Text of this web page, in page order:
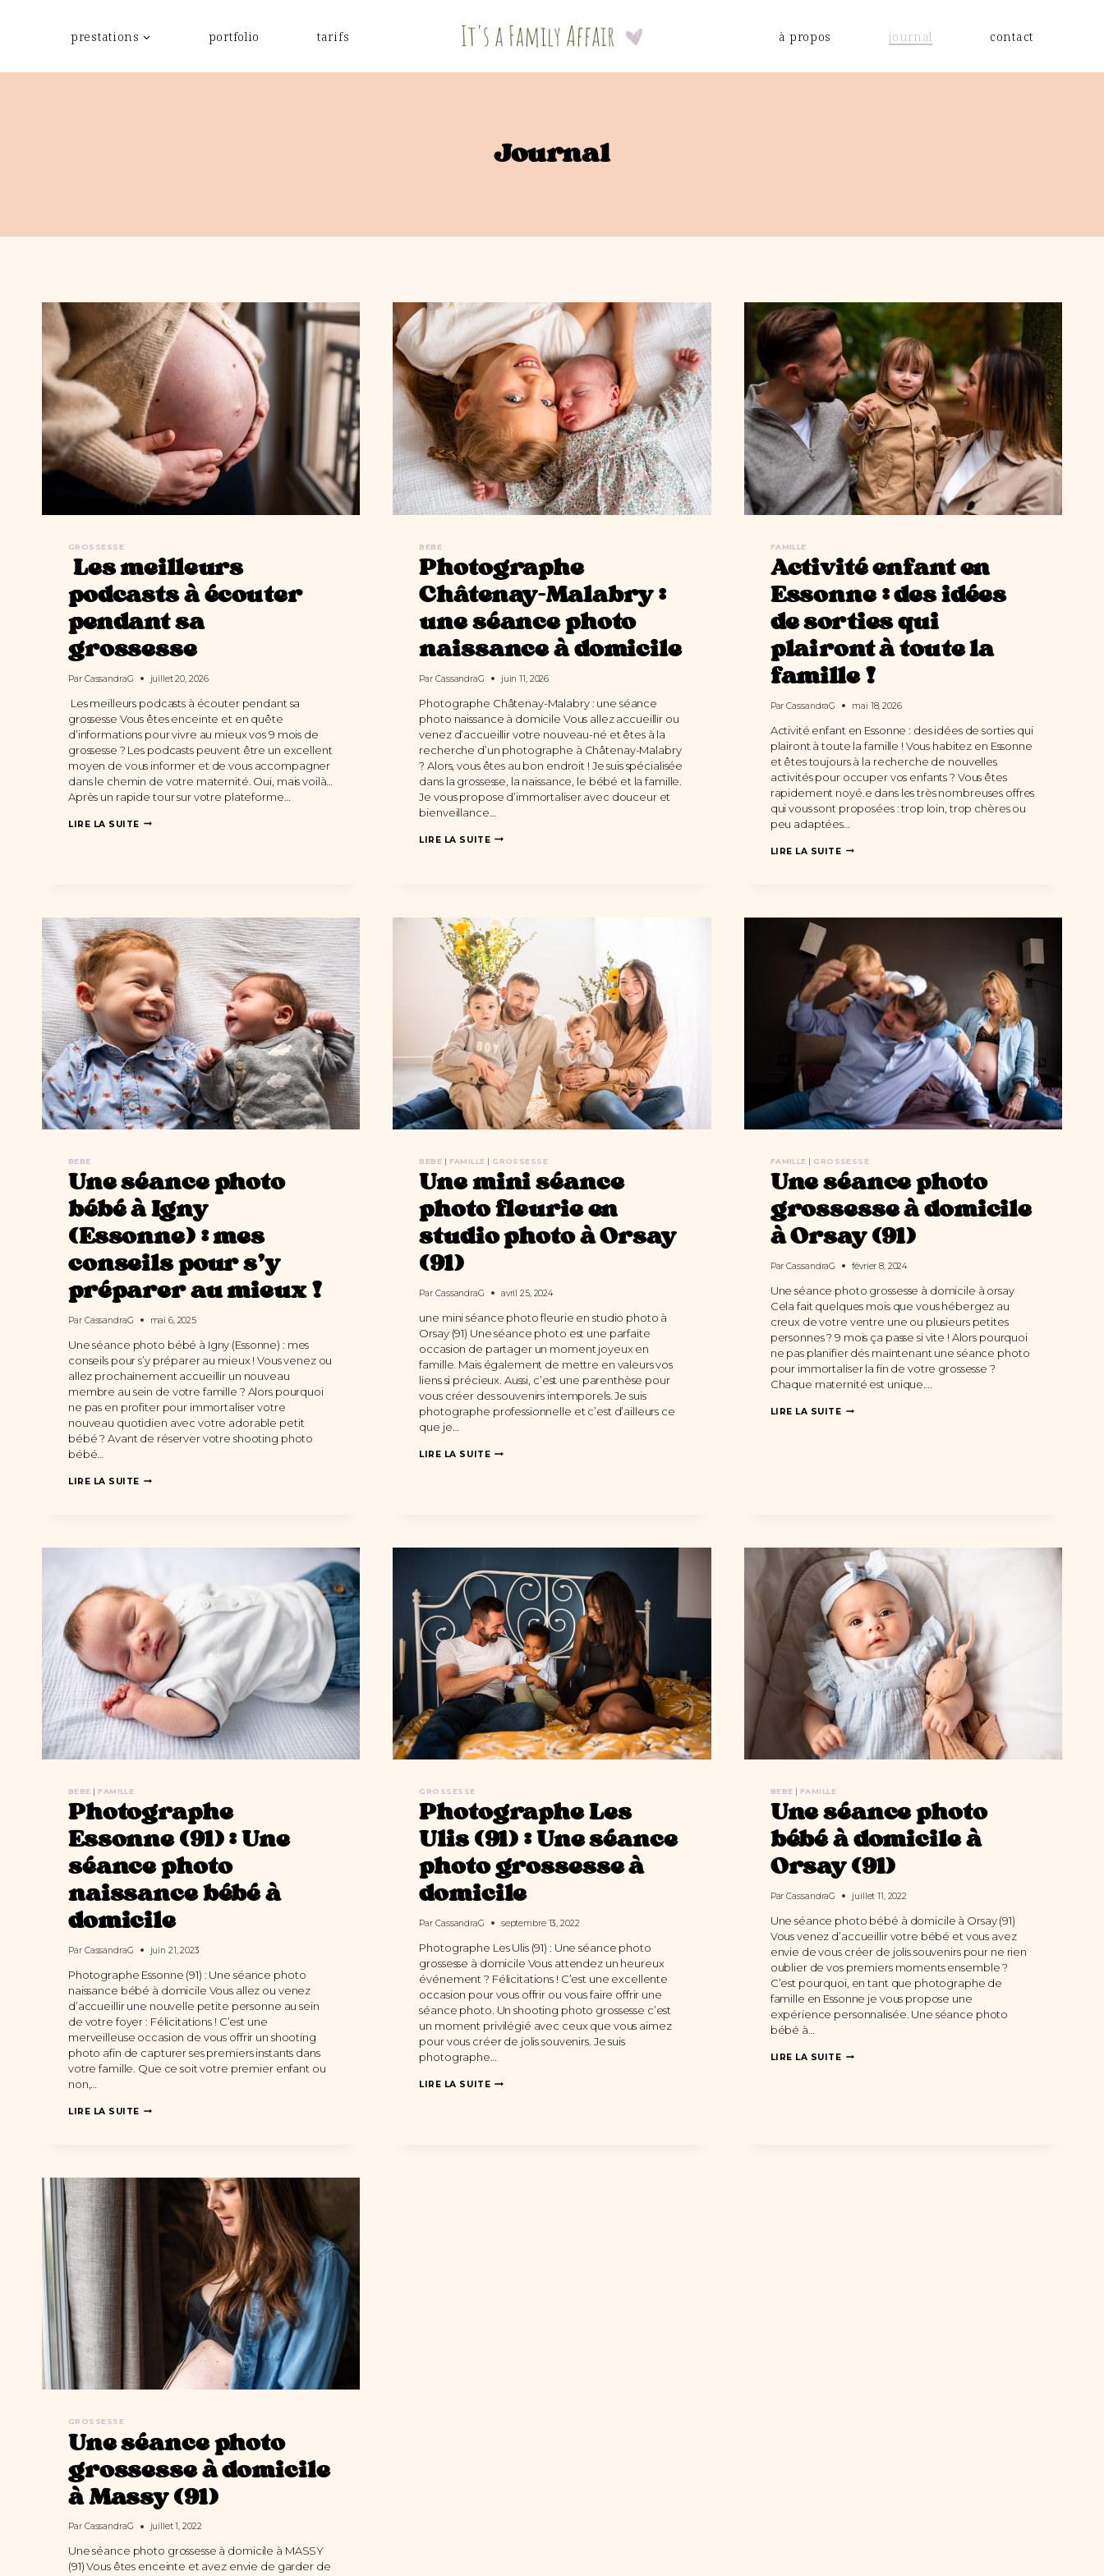
prestations portfolio tarifs à propos journal contact
Journal
GROSSESSE
Les meilleurs
podcasts à écouter
pendant sa
grossesse
Par CassandraG juillet 20, 2026
Les meilleurs podcasts à écouter pendant sa
grossesse Vous êtes enceinte et en quête
d’informations pour vivre au mieux vos 9 mois de
grossesse ? Les podcasts peuvent être un excellent
moyen de vous informer et de vous accompagner
dans le chemin de votre maternité. Oui, mais voilà…
Après un rapide tour sur votre plateforme…
LIRE LA SUITELES
BEBE
Photographe
Châtenay-Malabry :
une séance photo
naissance à domicile
Par CassandraG juin 11, 2026
Photographe Châtenay-Malabry : une séance
photo naissance à domicile Vous allez accueillir ou
venez d’accueillir votre nouveau-né et êtes à la
recherche d’un photographe à Châtenay-Malabry
? Alors, vous êtes au bon endroit ! Je suis spécialisée
dans la grossesse, la naissance, le bébé et la famille.
Je vous propose d’immortaliser avec douceur et
bienveillance…
LIRE LA SUITEPHOTOGRAPHE
NAISSANCE
À
DOMICILE
FAMILLE
Activité enfant en
Essonne : des idées
de sorties qui
plairont à toute la
famille !
Par CassandraG mai 18, 2026
Activité enfant en Essonne : des idées de sorties qui
plairont à toute la famille ! Vous habitez en Essonne
et êtes toujours à la recherche de nouvelles
activités pour occuper vos enfants ? Vous êtes
rapidement noyé.e dans les très nombreuses offres
qui vous sont proposées : trop loin, trop chères ou
peu adaptées…
LIRE LA SUITEACTIVITÉ
SORTIES
QUI
PLAIRONT
À
TOUTE
LA
FAMILLE
!
BEBE
Une séance photo
bébé à Igny
(Essonne) : mes
conseils pour s’y
préparer au mieux !
Par CassandraG mai 6, 2025
Une séance photo bébé à Igny (Essonne) : mes
conseils pour s’y préparer au mieux ! Vous venez ou
allez prochainement accueillir un nouveau
membre au sein de votre famille ? Alors pourquoi
ne pas en profiter pour immortaliser votre
nouveau quotidien avec votre adorable petit
bébé ? Avant de réserver votre shooting photo
bébé…
LIRE LA SUITEUNE
CONSEILS
POUR
S’Y
PRÉPARER
AU
MIEUX
BEBE | FAMILLE | GROSSESSE
Une mini séance
photo fleurie en
studio photo à Orsay
(91)
Par CassandraG avril 25, 2024
une mini séance photo fleurie en studio photo à
Orsay (91) Une séance photo est une parfaite
occasion de partager un moment joyeux en
famille. Mais également de mettre en valeurs vos
liens si précieux. Aussi, c’est une parenthèse pour
vous créer des souvenirs intemporels. Je suis
photographe professionnelle et c’est d’ailleurs ce
que je…
LIRE LA SUITEUNE
À
(91)
FAMILLE | GROSSESSE
Une séance photo
grossesse à domicile
à Orsay (91)
Par CassandraG février 8, 2024
Une séance photo grossesse à domicile à orsay
Cela fait quelques mois que vous hébergez au
creux de votre ventre une ou plusieurs petites
personnes ? 9 mois ça passe si vite ! Alors pourquoi
ne pas planifier dés maintenant une séance photo
pour immortaliser la fin de votre grossesse ?
Chaque maternité est unique….
LIRE LA SUITEUNE
BEBE | FAMILLE
Photographe
Essonne (91) : Une
séance photo
naissance bébé à
domicile
Par CassandraG juin 21, 2023
Photographe Essonne (91) : Une séance photo
naissance bébé à domicile Vous allez ou venez
d’accueillir une nouvelle petite personne au sein
de votre foyer : Félicitations ! C’est une
merveilleuse occasion de vous offrir un shooting
photo afin de capturer ses premiers instants dans
votre famille. Que ce soit votre premier enfant ou
non,…
LIRE LA SUITEPHOTOGRAPHE
DOMICILE
GROSSESSE
Photographe Les
Ulis (91) : Une séance
photo grossesse à
domicile
Par CassandraG septembre 13, 2022
Photographe Les Ulis (91) : Une séance photo
grossesse à domicile Vous attendez un heureux
événement ? Félicitations ! C’est une excellente
occasion pour vous offrir ou vous faire offrir une
séance photo. Un shooting photo grossesse c’est
un moment privilégié avec ceux que vous aimez
pour vous créer de jolis souvenirs. Je suis
photographe…
LIRE LA SUITEPHOTOGRAPHE
BEBE | FAMILLE
Une séance photo
bébé à domicile à
Orsay (91)
Par CassandraG juillet 11, 2022
Une séance photo bébé à domicile à Orsay (91)
Vous venez d’accueillir votre bébé et vous avez
envie de vous créer de jolis souvenirs pour ne rien
oublier de vos premiers moments ensemble ?
C’est pourquoi, en tant que photographe de
famille en Essonne je vous propose une
expérience personnalisée. Une séance photo
bébé à…
LIRE LA SUITEUNE
GROSSESSE
Une séance photo
grossesse à domicile
à Massy (91)
Par CassandraG juillet 1, 2022
Une séance photo grossesse à domicile à MASSY
(91) Vous êtes enceinte et avez envie de garder de